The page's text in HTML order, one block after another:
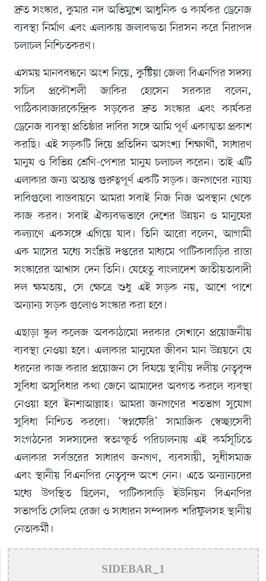
দ্রুত সংস্কার, কুমার নদ অভিমুখে আধুনিক ও কার্যকর ড্রেনেজ
ব্যবস্থা নির্মাণ এবং এলাকায় জলাবদ্ধতা নিরসন করে নিরাপদ
চলাচল নিশ্চিতকরণ।
এসময় মানববন্ধনে অংশ নিয়ে, কুষ্টিয়া জেলা বিএনপির সদস্য
সচিব প্রকৌশলী জাকির হোসেন সরকার বলেন,
পাঠিকাবাজারকেন্দ্রিক সড়কের দ্রুত সংস্কার এবং কার্যকর
ড্রেনেজ ব্যবস্থা প্রতিষ্ঠার দাবির সঙ্গে আমি পূর্ণ একাত্মতা প্রকাশ
করছি। এই সড়কটি দিয়ে প্রতিদিন অসংখ্য শিক্ষার্থী, সাধারণ
মানুষ ও বিভিন্ন শ্রেণি-পেশার মানুষ চলাচল করেন। তাই এটি
এলাকার জন্য অত্যন্ত গুরুত্বপূর্ণ একটি সড়ক। জনগণের ন্যায্য
দাবিগুলো বাস্তবায়নে আমরা সবাই নিজ নিজ অবস্থান থেকে
কাজ করব। সবাই ঐক্যবদ্ধভাবে দেশের উন্নয়ন ও মানুষের
কল্যাণে একসঙ্গে এগিয়ে যাব। তিনি আরো বলেন, আগামী
এক মাসের মধ্যে সংশ্লিষ্ট দপ্তরের মাধ্যমে পাটিকাবাড়ির রাস্তা
সংস্কারের আশ্বাস দেন তিনি। যেহেতু বাংলাদেশ জাতীয়তাবাদী
দল ক্ষমতায়, সে ক্ষেত্রে শুধু এই সড়ক নয়, আশে পাশে
অন্যান্য সড়ক গুলোও সংস্কার করা হবে।
এছাড়া স্কুল কলেজ অবকাঠামো দরকার সেখানে প্রয়োজনীয়
ব্যবস্থা নেওয়া হবে। এলাকার মানুষের জীবন মান উন্নয়নে যে
ধরনের কাজ করার প্রয়োজন সে বিষয়ে স্থানীয় দলীয় নেতৃবৃন্দ
সুবিধা অসুবিধার কথা জেনে আমাদের অবগত করলে ব্যবস্থা
নেওয়া হবে ইনশাআল্লাহ। আমরা জনগণের শতভাগ সুযোগ
সুবিধা নিশ্চিত করবো। ‘স্বপ্নফেরি’ সামাজিক স্বেচ্ছাসেবী
সংগঠনের সদস্যদের স্বতঃস্ফূর্ত পরিচালনায় এই কর্মসূচিতে
এলাকার সর্বস্তরের সাধারণ জনগণ, ব্যবসায়ী, সুধীসমাজ
এবং স্থানীয় বিএনপির নেতৃবৃন্দ অংশ নেন। এতে অন্যান্যদের
মধ্যে উপস্থিত ছিলেন, পাটিকাবাড়ি ইউনিয়ন বিএনপির
সভাপতি সেলিম রেজা ও সাধারন সম্পাদক শরিফুলসহ স্থানীয়
নেতাকর্মী।
SIDEBAR_1